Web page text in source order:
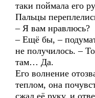
таки поймала его
Пальцы
– Я вам нравлюсь?
– Ещё бы, –
не получилось. –
там… Да.
Его волнение
теплом, она
сжал её руку, и